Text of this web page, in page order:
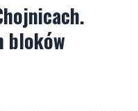
bloków